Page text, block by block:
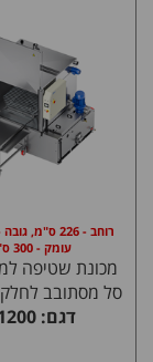
עומק - 300 ס"מ
מכונת שטיפה
סל מסתובב
דגם: R1200